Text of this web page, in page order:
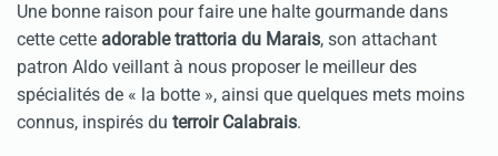
Une bonne raison pour faire une halte gourmande dans
cette cette adorable trattoria du Marais, son attachant
patron Aldo veillant à nous proposer le meilleur des
spécialités de « la botte », ainsi que quelques mets moins
connus, inspirés du terroir Calabrais.